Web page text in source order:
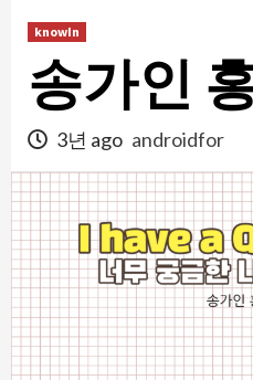
뛰
knowIn
송가인
3년 ago androidfor